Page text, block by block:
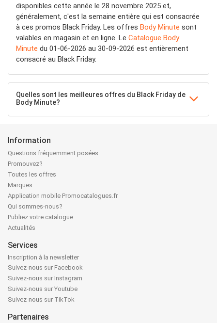
disponibles cette année le 28 novembre 2025 et,
généralement, c'est la semaine entière qui est consacrée
à ces promos Black Friday. Les offres Body Minute sont
valables en magasin et en ligne. Le Catalogue Body
Minute du 01-06-2026 au 30-09-2026 est entièrement
consacré au Black Friday.
Quelles sont les meilleures offres du Black Friday de
Body Minute?
Information
Questions fréquemment posées
Promouvez?
Toutes les offres
Marques
Application mobile Promocatalogues.fr
Qui sommes-nous?
Publiez votre catalogue
Actualités
Services
Inscription à la newsletter
Suivez-nous sur Facebook
Suivez-nous sur Instagram
Suivez-nous sur Youtube
Suivez-nous sur TikTok
Partenaires